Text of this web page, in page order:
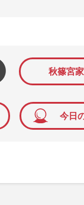
から、インターネッ
秋篠宮
今日